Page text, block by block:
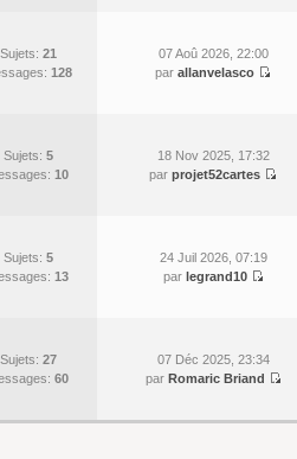
Sujets: 21
128
07 Aoû 2026, 22:00
par allanvelasco
Sujets: 5
10
18 Nov 2025, 17:32
par projet52cartes
Sujets: 5
13
24 Juil 2026, 07:19
par legrand10
Sujets: 27
60
07 Déc 2025, 23:34
par Romaric Briand